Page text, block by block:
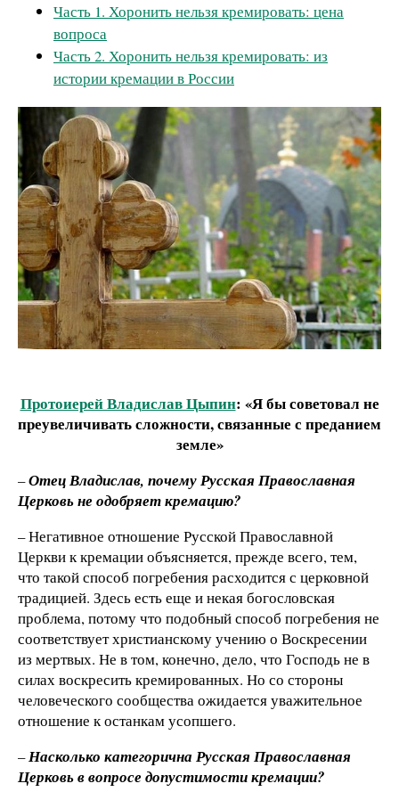
Часть 1. Хоронить нельзя кремировать: цена
вопроса
Часть 2. Хоронить нельзя кремировать: из
истории кремации в России
Протоиерей Владислав Цыпин: «Я бы советовал не
преувеличивать сложности, связанные с преданием
земле»
–Отец Владислав, почему Русская Православная
Церковь не одобряет кремацию?
– Негативное отношение Русской Православной
Церкви к кремации объясняется, прежде всего, тем,
что такой способ погребения расходится с церковной
традицией. Здесь есть еще и некая богословская
проблема, потому что подобный способ погребения не
соответствует христианскому учению о Воскресении
из мертвых. Не в том, конечно, дело, что Господь не в
силах воскресить кремированных. Но со стороны
человеческого сообщества ожидается уважительное
отношение к останкам усопшего.
–Насколько категорична Русская Православная
Церковь в вопросе допустимости кремации?